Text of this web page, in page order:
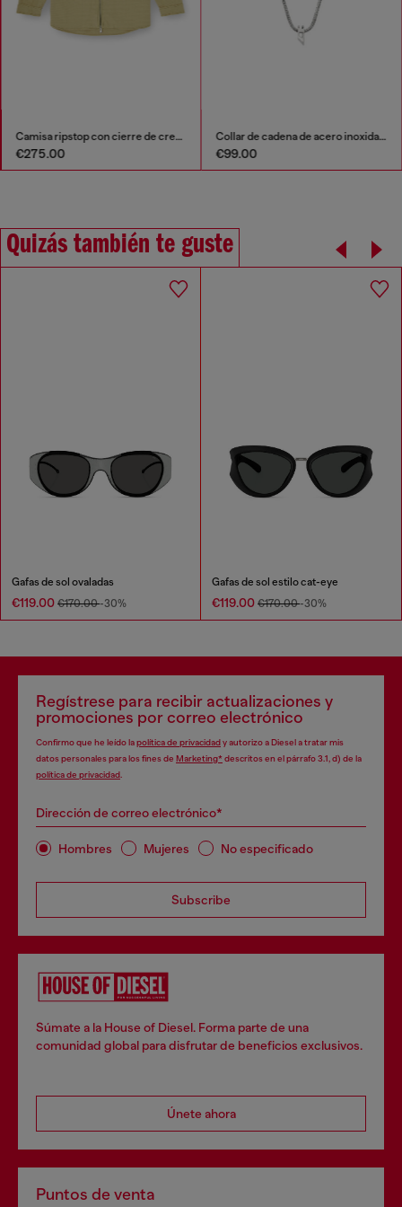
Camisa ripstop con cierre de cremallera
€275.00
Collar de cadena de acero inoxidable
€99.00
Quizás también te guste
Gafas de sol ovaladas
€119.00 €170.00-30%
Gafas de sol estilo cat-eye
€119.00 €170.00-30%
Regístrese para recibir actualizaciones y
promociones por correo electrónico
Confirmo que he leído lapolítica de privacidady autorizo a Diesel a tratar mis
datos personales para los fines de Marketing*descritos en el párrafo 3.1, d) de la
política de privacidad.
Dirección de correo electrónico*
Hombres Mujeres No especificado
Subscribe
Súmate a la House of Diesel. Forma parte de una
comunidad global para disfrutar de beneficios exclusivos.
Únete ahora
Puntos de venta